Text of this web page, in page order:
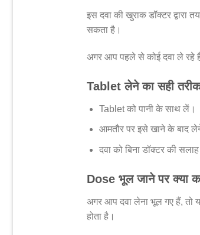
इस दवा की खुराक डॉक्टर
सकता है।
अगर आप पहले से कोई दवा ले रहे हैं
Tablet लेने का सही
Tablet को पानी के साथ लें।
आमतौर पर इसे खाने के बाद
दवा को बिना डॉक्टर की
Dose भूल जाने पर क्या
अगर आप दवा लेना भूल गए हैं, तो
होता है।